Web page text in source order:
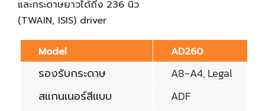
และกระดาษยาวได้ถีง 236 นิ้ว
(TWAIN, ISIS) driver
Model AD260
รองรับกระดาษ A8-A4, Legal
สแกนเนอร์สีแบบ ADF